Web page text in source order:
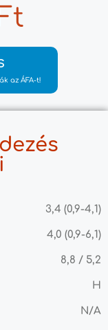
az ÁFA-t!
3,4 (0,9-4,1)
4,0 (0,9-6,1)
8,8 / 5,2
H
N/A